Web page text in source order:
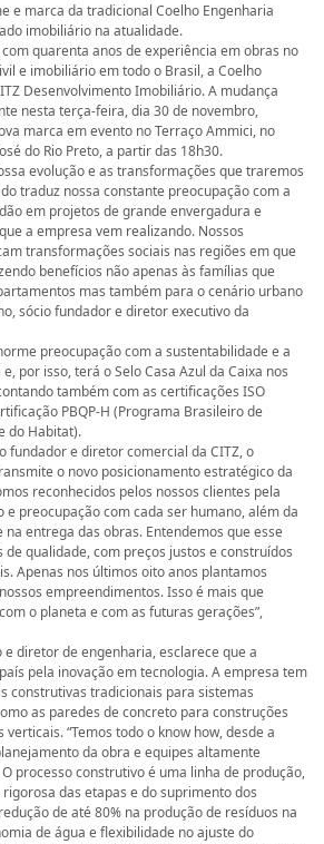
e marca da tradicional Coelho Engenharia
imobiliário na atualidade.
quarenta anos de experiência em obras no
e imobiliário em todo o Brasil, a Coelho
Desenvolvimento Imobiliário. A mudança
nesta terça-feira, dia 30 de novembro,
marca em evento no Terraço Ammici, no
do Rio Preto, a partir das 18h30.
evolução e as transformações que traremos
traduz nossa constante preocupação com a
em projetos de grande envergadura e
a empresa vem realizando. Nossos
transformações sociais nas regiões em que
benefícios não apenas às famílias que
mas também para o cenário urbano
sócio fundador e diretor executivo da
preocupação com a sustentabilidade e a
por isso, terá o Selo Casa Azul da Caixa nos
também com as certificações ISO
PBQP-H (Programa Brasileiro de
do Habitat).
fundador e diretor comercial da CITZ, o
o novo posicionamento estratégico da
reconhecidos pelos nossos clientes pela
preocupação com cada ser humano, além da
entrega das obras. Entendemos que esse
de qualidade, com preços justos e construídos
Apenas nos últimos oito anos plantamos
empreendimentos. Isso é mais que
o planeta e com as futuras gerações”,
diretor de engenharia, esclarece que a
pela inovação em tecnologia. A empresa tem
construtivas tradicionais para sistemas
as paredes de concreto para construções
“Temos todo o know how, desde a
da obra e equipes altamente
processo construtivo é uma linha de produção,
das etapas e do suprimento dos
de até 80% na produção de resíduos na
de água e flexibilidade no ajuste do